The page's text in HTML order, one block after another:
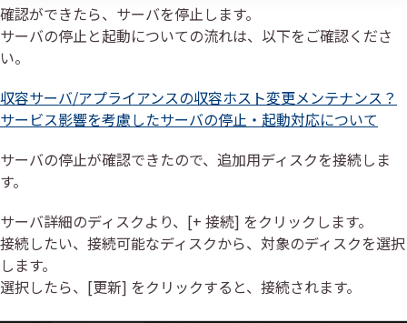
確認ができたら、サーバを停止します。
サーバの停止と起動についての流れは、以下をご確認くださ
い。
収容サーバ/アプライアンスの収容ホスト変更メンテナンス？
サービス影響を考慮したサーバの停止・起動対応について
サーバの停止が確認できたので、追加用ディスクを接続しま
す。
サーバ詳細のディスクより、[+ 接続] をクリックします。
接続したい、接続可能なディスクから、対象のディスクを選択
します。
選択したら、[更新] をクリックすると、接続されます。